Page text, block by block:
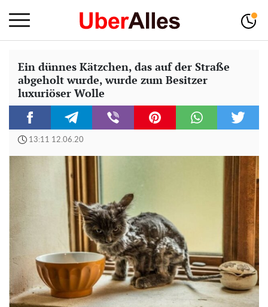
Ein dünnes Kätzchen, das auf der Straße
abgeholt wurde, wurde zum Besitzer
luxuriöser Wolle
13:11 12.06.20